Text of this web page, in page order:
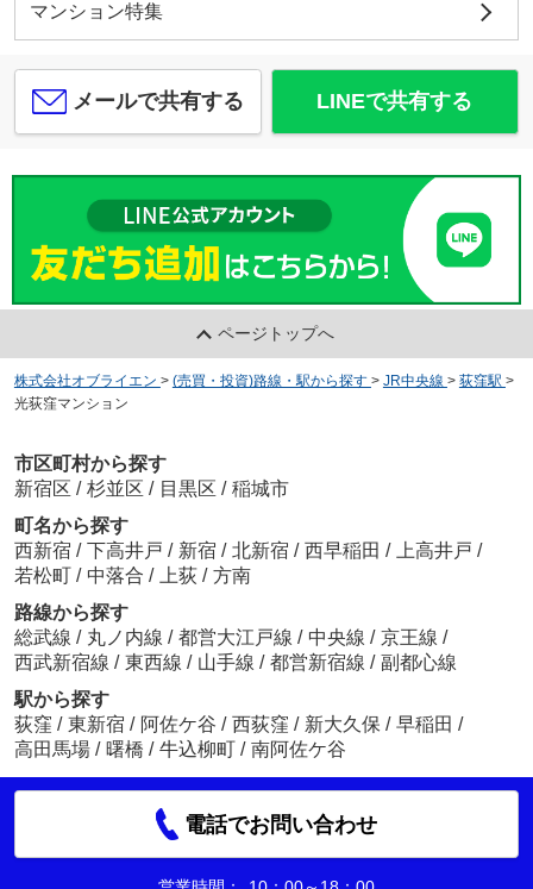
マンション特集
メールで共有する LINEで共有する
ページトップへ
株式会社オブライエン > (売買・投資)路線・駅から探す > JR中央線 > 荻窪駅 >
光荻窪マンション
市区町村から探す
新宿区 / 杉並区 / 目黒区 / 稲城市
町名から探す
西新宿 / 下高井戸 / 新宿 / 北新宿 / 西早稲田 / 上高井戸 /
若松町 / 中落合 / 上荻 / 方南
路線から探す
総武線 / 丸ノ内線 / 都営大江戸線 / 中央線 / 京王線 /
西武新宿線 / 東西線 / 山手線 / 都営新宿線 / 副都心線
駅から探す
荻窪 / 東新宿 / 阿佐ケ谷 / 西荻窪 / 新大久保 / 早稲田 /
高田馬場 / 曙橋 / 牛込柳町 / 南阿佐ケ谷
電話でお問い合わせ